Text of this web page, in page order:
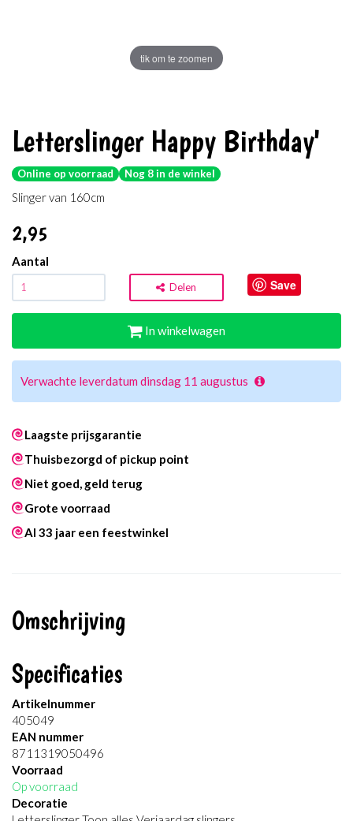
tik om te zoomen
Letterslinger Happy Birthday'
Online op voorraad Nog 8 in de winkel
Slinger van 160cm
2,95
Aantal
Delen Save
In winkelwagen
Verwachte leverdatum dinsdag 11 augustus
Laagste prijsgarantie
Thuisbezorgd of pickup point
Niet goed, geld terug
Grote voorraad
Al 33 jaar een feestwinkel
Omschrijving
Specificaties
Artikelnummer
405049
EAN nummer
8711319050496
Voorraad
Op voorraad
Decoratie